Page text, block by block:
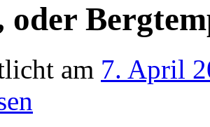
oder
am 7. April